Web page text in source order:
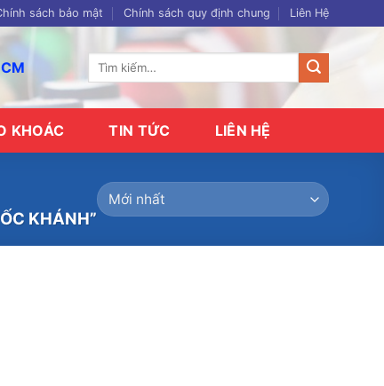
sách bảo mật Chính sách quy định chung Liên Hệ
Tìm
KHOÁC TIN TỨC LIÊN HỆ
KHÁNH”